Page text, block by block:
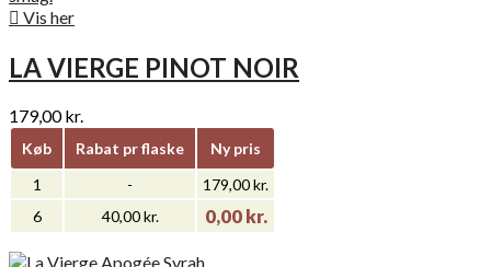
 Vis her
LA VIERGE PINOT NOIR
179,00 kr.
Køb Rabat pr flaske
Ny pris
1
-
179,00 kr.
6
40,00 kr. 0,00 kr.